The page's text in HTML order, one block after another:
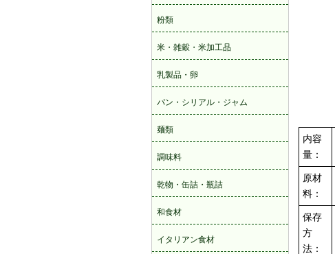
内容
量：
原材
料：
保存
方
法：